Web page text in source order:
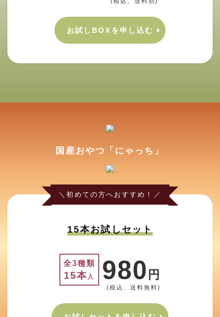
お試しBOXを申し込む
国産おやつ「にゃっち」
＼初めての方へおすすめ！／
15本お試しセット
全3種類
15本入 980 円
(税込、送料無料)